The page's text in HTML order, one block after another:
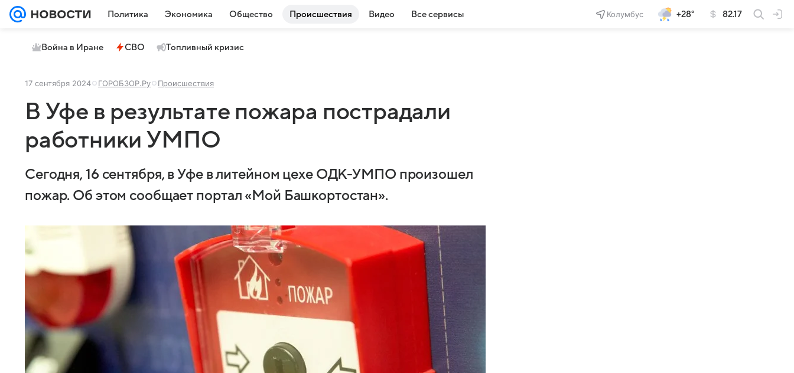
Политика Экономика Общество Происшествия Видео Все сервисы Колумбус +28° 82.17
Война в Иране СВО Топливный кризис
17 сентября 2024 ГОРОБЗОР.Ру Происшествия
В Уфе в результате пожара пострадали
работники УМПО
Сегодня, 16 сентября, в Уфе в литейном цехе ОДК-УМПО произошел
пожар. Об этом сообщает портал «Мой Башкортостан».